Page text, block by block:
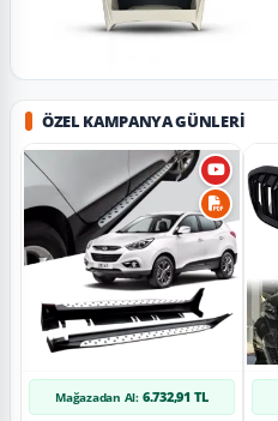
ÖZEL KAMPANYA GÜNLERI
Mağazadan Al: 6.732,91 TL